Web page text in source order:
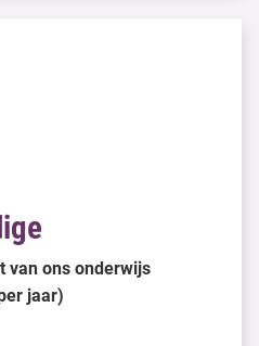
van ons onderwijs
jaar)